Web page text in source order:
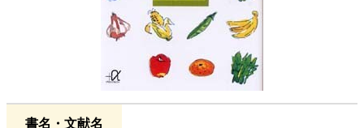
書名・文献名